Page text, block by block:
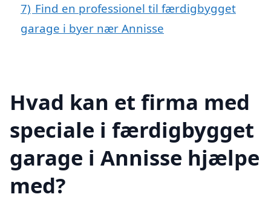
7) Find en professionel til færdigbygget
garage i byer nær Annisse
Hvad kan et firma med
speciale i færdigbygget
garage i Annisse hjælpe
med?